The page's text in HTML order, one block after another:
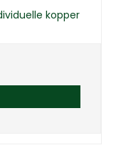
kopper